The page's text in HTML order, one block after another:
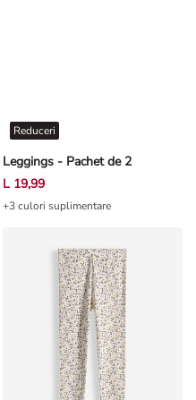
Leggings - Pachet de 2
Reduceri
L 19,99
+3 culori suplimentare